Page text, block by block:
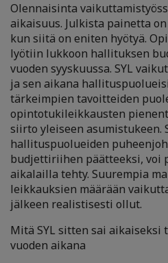
Olennaisinta
aikaisuus. Julkista painetta
kun siitä on eniten hyötyä.
lyötiin lukkoon hallituksen
vuoden syyskuussa. SYL
ja sen aikana
tärkeimpien tavoitteiden
opintotukileikkausten
siirto yleiseen asumistukeen.
hallituspuolueiden
budjettiriihen päätteeksi, voi
aikalailla tehty. Suurempia
leikkauksien määrään
jälkeen realistisesti ollut.
Mitä SYL sitten sai aikaiseksi
vuoden aikana